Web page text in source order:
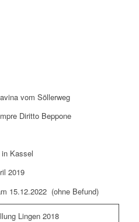
vom Söllerweg
Diritto Beppone
Kassel
2019
15.12.2022 (ohne Befund)
Lingen 2018